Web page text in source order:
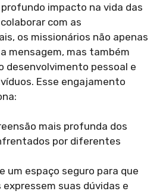
impacto na vida das
com as
os missionários não apenas
mensagem, mas também
desenvolvimento pessoal e
Esse engajamento
mais profunda dos
por diferentes
um espaço seguro para que
expressem suas dúvidas e